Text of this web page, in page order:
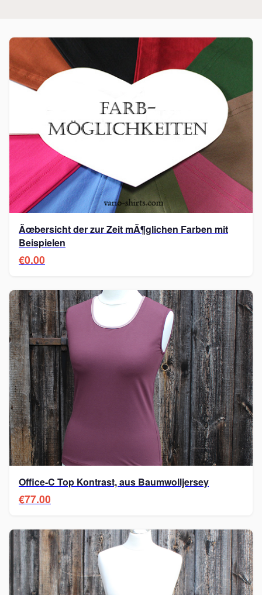
Ãœbersicht der zur Zeit mÃ¶glichen Farben mit
Beispielen
€0.00
Office-C Top Kontrast, aus Baumwolljersey
€77.00